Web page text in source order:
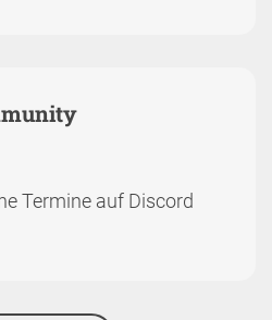
Termine auf Discord